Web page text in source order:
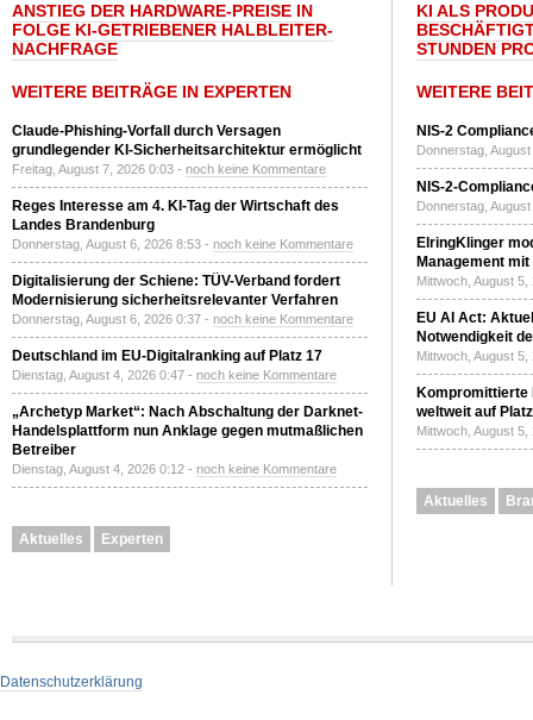
ANSTIEG DER HARDWARE-PREISE IN
FOLGE KI-GETRIEBENER HALBLEITER-
NACHFRAGE
WEITERE BEITRÄGE IN EXPERTEN
Claude-Phishing-Vorfall durch Versagen
grundlegender KI-Sicherheitsarchitektur ermöglicht
Freitag, August 7, 2026 0:03 - noch keine Kommentare
Reges Interesse am 4. KI-Tag der Wirtschaft des
Landes Brandenburg
Donnerstag, August 6, 2026 8:53 - noch keine Kommentare
Digitalisierung der Schiene: TÜV-Verband fordert
Modernisierung sicherheitsrelevanter Verfahren
Donnerstag, August 6, 2026 0:37 - noch keine Kommentare
Deutschland im EU-Digitalranking auf Platz 17
Dienstag, August 4, 2026 0:47 - noch keine Kommentare
„Archetyp Market“: Nach Abschaltung der Darknet-
Handelsplattform nun Anklage gegen mutmaßlichen
Betreiber
Dienstag, August 4, 2026 0:12 - noch keine Kommentare
Aktuelles Experten
KI ALS
STUNDEN
WEITERE
NIS-2
Donnerstag,
NIS-2-
Donnerstag,
ElringKlinger
Management
Mittwoch, August
EU AI Act:
Notwendigkeit
Mittwoch, August
Kompromittierte
weltweit auf
Mittwoch, August
Aktuelles
Datenschutzerklärung